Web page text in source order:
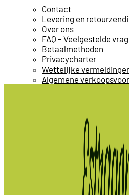
Contact
Levering en
Over ons
FAQ – Veelgestelde
Betaalmethoden
Privacycharter
Wettelijke
Algemene